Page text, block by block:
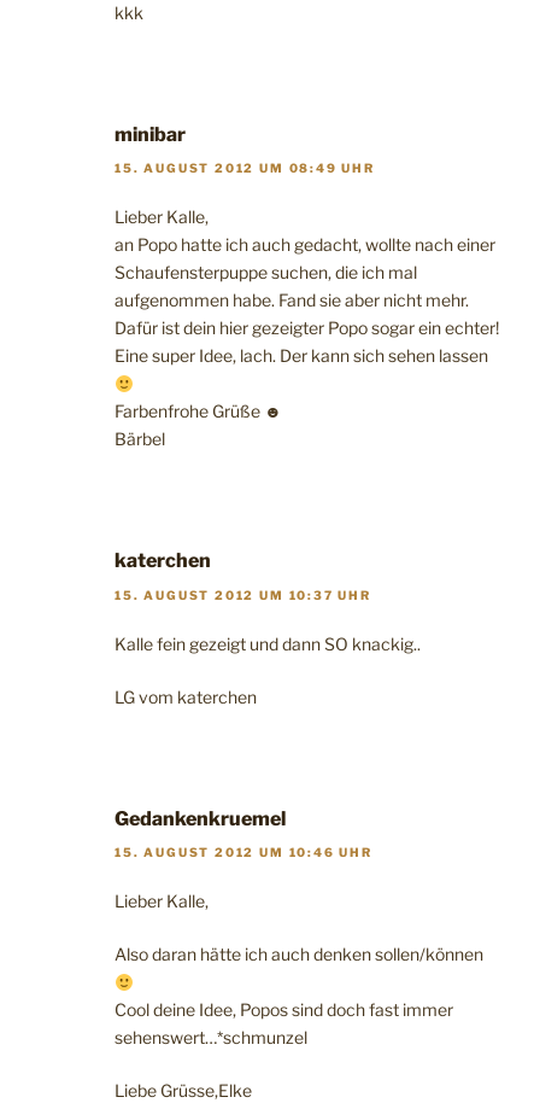
kkk
minibar
15. AUGUST 2012 UM 08:49 UHR
Lieber Kalle,
an Popo hatte ich auch gedacht, wollte nach einer
Schaufensterpuppe suchen, die ich mal
aufgenommen habe. Fand sie aber nicht mehr.
Dafür ist dein hier gezeigter Popo sogar ein echter!
Eine super Idee, lach. Der kann sich sehen lassen
Farbenfrohe Grüße ☻
Bärbel
katerchen
15. AUGUST 2012 UM 10:37 UHR
Kalle fein gezeigt und dann SO knackig..
LG vom katerchen
Gedankenkruemel
15. AUGUST 2012 UM 10:46 UHR
Lieber Kalle,
Also daran hätte ich auch denken sollen/können
Cool deine Idee, Popos sind doch fast immer
sehenswert…*schmunzel
Liebe Grüsse,Elke